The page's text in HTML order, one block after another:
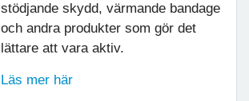
stödjande skydd, värmande bandage
och andra produkter som gör det
lättare att vara aktiv.
Läs mer här